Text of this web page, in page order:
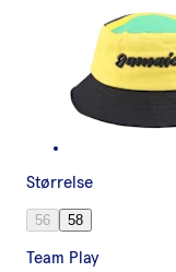
Størrelse
56 58
Team Play